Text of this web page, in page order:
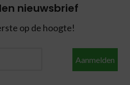
nieuwsbrief
op de hoogte!
Aanmelden